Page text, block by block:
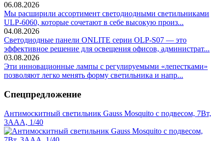
06.08.2026
Мы расширили ассортимент светодиодными светильниками
ULP-6060, которые сочетают в себе высокую произ...
04.08.2026
Светодиодные панели ONLITE серии OLP-S07 — это
эффективное решение для освещения офисов, администрат...
03.08.2026
Эти инновационные лампы с регулируемыми «лепестками»
позволяют легко менять форму светильника и напр...
Спецпредложение
Антимоскитный светильник Gauss Mosquito с подвесом, 7Вт,
3AAА, 1/40